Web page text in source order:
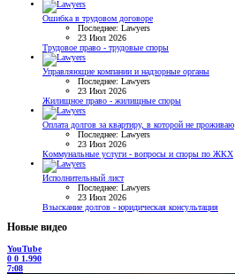
Ошибка в трудовом договоре
Последнее: Lawyers
23 Июл 2026
Трудовое право - трудовые споры
Управляющие компании и надзорные органы
Последнее: Lawyers
23 Июл 2026
Жилищное право - жилищные споры
Оплата долгов за квартиру, в которой не проживаю
Последнее: Lawyers
23 Июл 2026
Коммунальные услуги - вопросы и споры по ЖКХ
Исполнительный лист
Последнее: Lawyers
23 Июл 2026
Взыскание долгов - юридическая консультация
Новые видео
YouTube
0 0 1.990
7:08